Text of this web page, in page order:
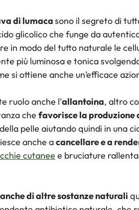
di lumacasono il segreto di
glicolico che funge da
in modo del tutto naturale le
più luminosa e tonica
si ottiene anche un’efficace
ruolo anche l’allantoina, altro
che favorisce la produzione
pelle aiutando quindi in una
anche acancellare e a
cutanee e bruciature
di altre sostanze naturali